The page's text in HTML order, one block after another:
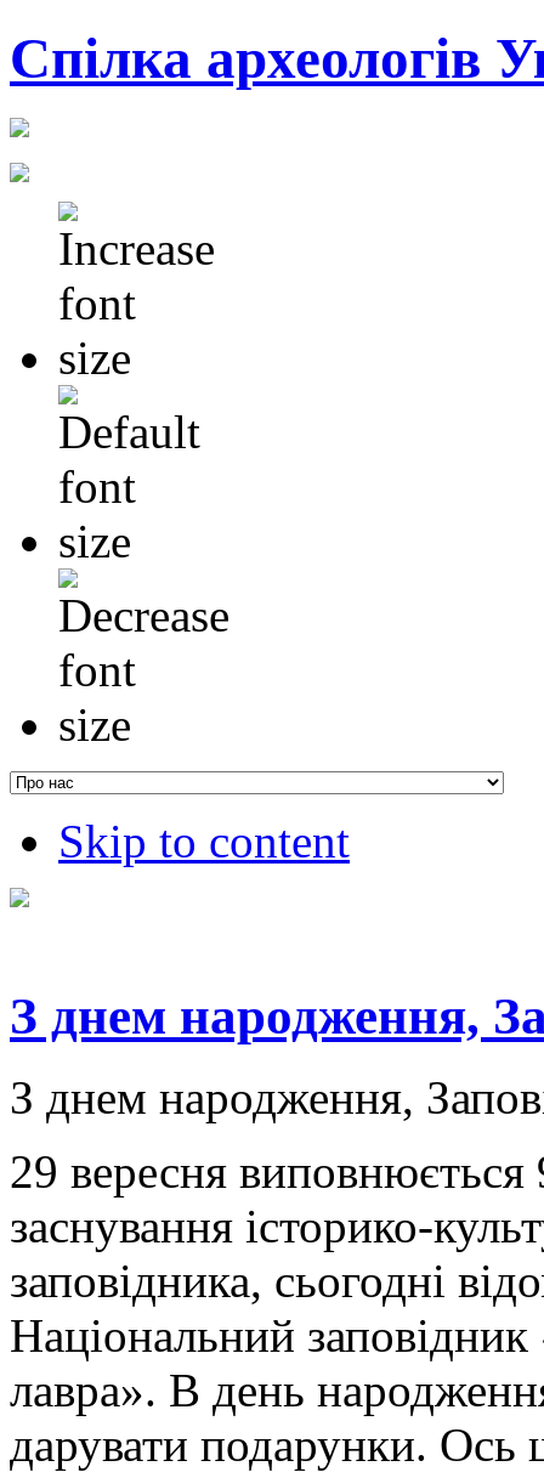
Cпілка археологів
Skip to content
З днем народження,
З днем народження,
29 вересня виповнюється
заснування історико-
заповідника, сьогодні
Національний
лавра». В день
дарувати подарунки. Ось